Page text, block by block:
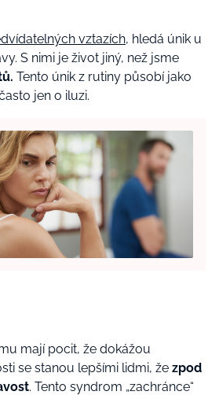
vztazích, hledá únik u
S nimi je život jiný, než jsme
Tento únik z rutiny působí jako
jen o iluzi.
majípocit, že dokážou
se stanou lepšími lidmi, že zpod
. Tento syndrom „zachránce“